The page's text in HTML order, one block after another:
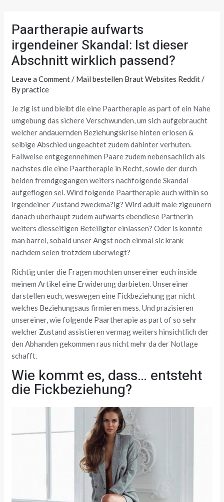
contentPaartherapie aufwarts
irgendeiner Skandal: Ist dieser
Abschnitt wirklich passend?
Leave a Comment/ Mail bestellen Braut Websites Reddit/
Bypractice
Je zig ist und bleibt die eine Paartherapie as part of ein Nahe
umgebung das sichere Verschwunden, um sich aufgebraucht
welcher andauernden Beziehungskrise hinten erlosen &
selbige Abschied ungeachtet zudem dahinter verhuten.
Fallweise entgegennehmen Paare zudem nebensachlich als
nachstes die eine Paartherapie in Recht, sowie der durch
beiden fremdgegangen weiters nachfolgende Skandal
aufgeflogen sei. Wird folgende Paartherapie auch within so
irgendeiner Zustand zweckma?ig? Wird adult male zigeunern
danach uberhaupt zudem aufwarts ebendiese Partnerin
weiters diesseitigen Beteiligter einlassen? Oder is konnte
man barrel, sobald unser Angst noch einmal sic krank
nachdem seien trotzdem uberwiegt?
Richtig unter die Fragen mochten unsereiner euch inside
meinem Artikel eine Erwiderung darbieten. Unsereiner
darstellen euch, weswegen eine Fickbeziehung gar nicht
welches Beziehungsaus firmieren mess. Und prazisieren
unsereiner, wie folgende Paartherapie as part of so sehr
welcher Zustand assistieren vermag weiters hinsichtlich der
den Abhanden gekommen raus nicht mehr da der Notlage
schafft.
Wie kommt es, dass… entsteht
die Fickbeziehung?